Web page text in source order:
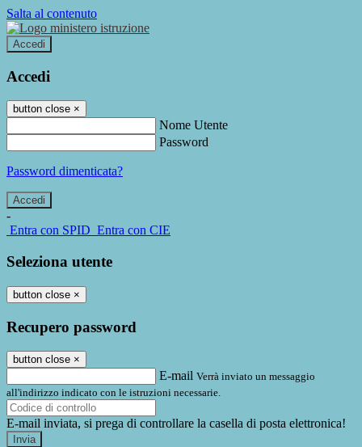
Salta al contenuto
Accedi
Accedi
button close ×
Nome Utente
Password
Password dimenticata?
-
Entra con SPID Entra con CIE
Seleziona utente
button close ×
Recupero password
button close ×
E-mail Verrà inviato un messaggio
all'indirizzo indicato con le istruzioni necessarie.
E-mail inviata, si prega di controllare la casella di posta elettronica!